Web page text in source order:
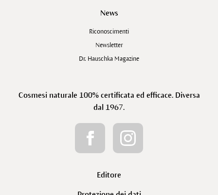
News
Riconoscimenti
Newsletter
Dr. Hauschka Magazine
Cosmesi naturale 100% certificata ed efficace. Diversa
dal 1967.
Editore